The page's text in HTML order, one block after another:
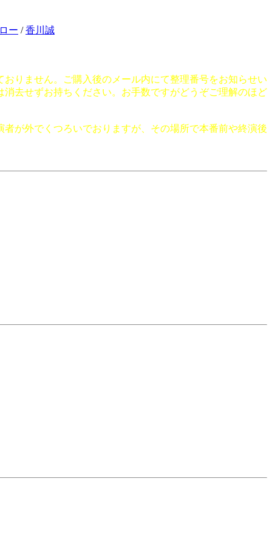
ー /香川誠
りません。ご購入後のメール内にて整理番号をお知らせい
去せずお持ちください。お手数ですがどうぞご理解のほど
が外でくつろいでおりますが、その場所で本番前や終演後